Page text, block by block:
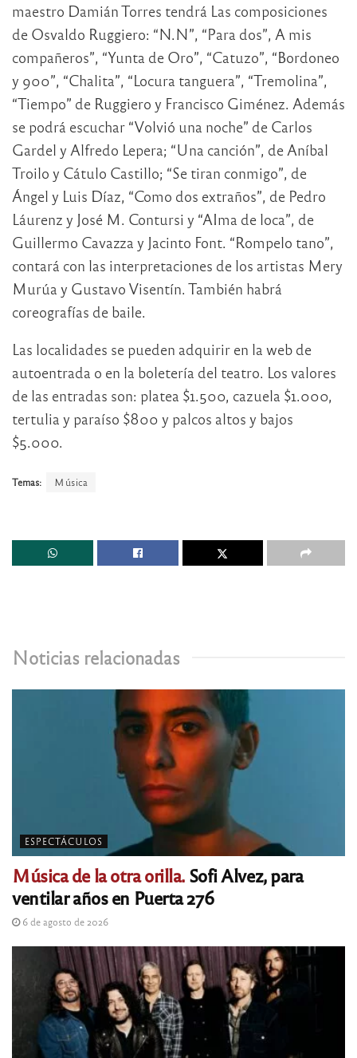
maestro Damián Torres tendrá Las composiciones
de Osvaldo Ruggiero: “N.N”, “Para dos”, A mis
compañeros”, “Yunta de Oro”, “Catuzo”, “Bordoneo
y 900”, “Chalita”, “Locura tanguera”, “Tremolina”,
“Tiempo” de Ruggiero y Francisco Giménez. Además
se podrá escuchar “Volvió una noche” de Carlos
Gardel y Alfredo Lepera; “Una canción”, de Aníbal
Troilo y Cátulo Castillo; “Se tiran conmigo”, de
Ángel y Luis Díaz, “Como dos extraños”, de Pedro
Láurenz y José M. Contursi y “AIma de loca”, de
Guillermo Cavazza y Jacinto Font. “Rompelo tano”,
contará con las interpretaciones de los artistas Mery
Murúa y Gustavo Visentín. También habrá
coreografías de baile.
Las localidades se pueden adquirir en la web de
autoentrada o en la boletería del teatro. Los valores
de las entradas son: platea $1.500, cazuela $1.000,
tertulia y paraíso $800 y palcos altos y bajos
$5.000.
Temas: Música
Noticias relacionadas
ESPECTÁCULOS
Música de la otra orilla. Sofi Alvez, para
ventilar años en Puerta 276
6 de agosto de 2026